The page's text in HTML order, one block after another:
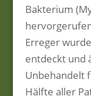
Bakterium
Erreger
entdeckt und
Unbehandelt
Hälfte aller